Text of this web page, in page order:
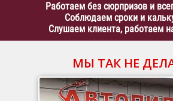
Работаем без сюрпризов и
Соблюдаем сроки и
Слушаем клиента, работаем
МЫ ТАК НЕ